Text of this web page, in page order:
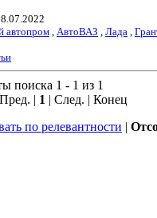
автопром, АвтоВАЗ , Лада ,
поиска 1 - 1 из 1
| 1 | След. | Конец
по релевантности |